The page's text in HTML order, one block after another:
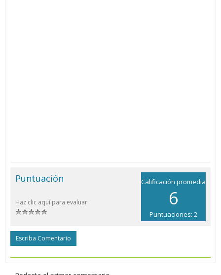
Calificación promedia
6
Puntuaciones: 2
Puntuación
Haz clic aquí para evaluar
Escriba Comentario